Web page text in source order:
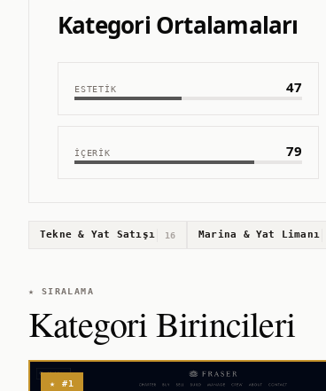
Kategori Ortalamaları
ESTETIK 47
İÇERIK 79
Tekne & Yat Satışı 16 Marina & Yat Limanı
★ SIRALAMA
Kategori Birincileri
★ #1